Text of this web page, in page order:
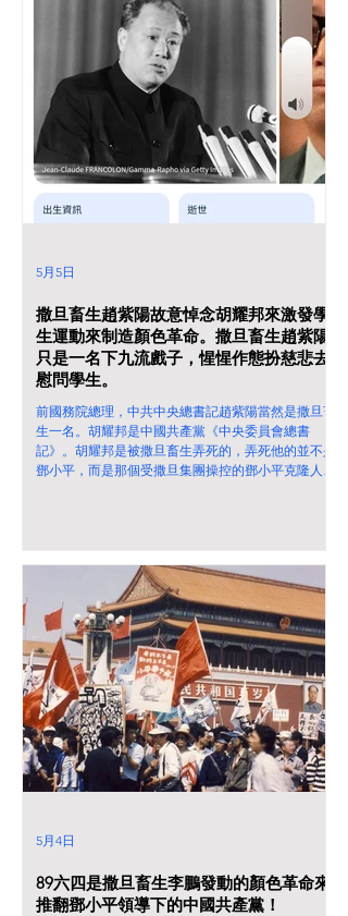
撒旦畜生趙紫陽故意悼念胡耀邦來激發學
生運動來制造顏色革命。撒旦畜生趙紫陽
只是一名下九流戲子，惺惺作態扮慈悲去
慰問學生。
前國務院總理，中共中央總書記趙紫陽當然是撒旦畜
生一名。胡耀邦是中國共產黨《中央委員會總書
記》。胡耀邦是被撒旦畜生弄死的，弄死他的並不是
鄧小平，而是那個受撒旦集團操控的鄧小平克隆人替
5月5日
89六四是撒旦畜生李鵬發動的顏色革命來
推翻鄧小平領導下的中國共產黨！
5月4日